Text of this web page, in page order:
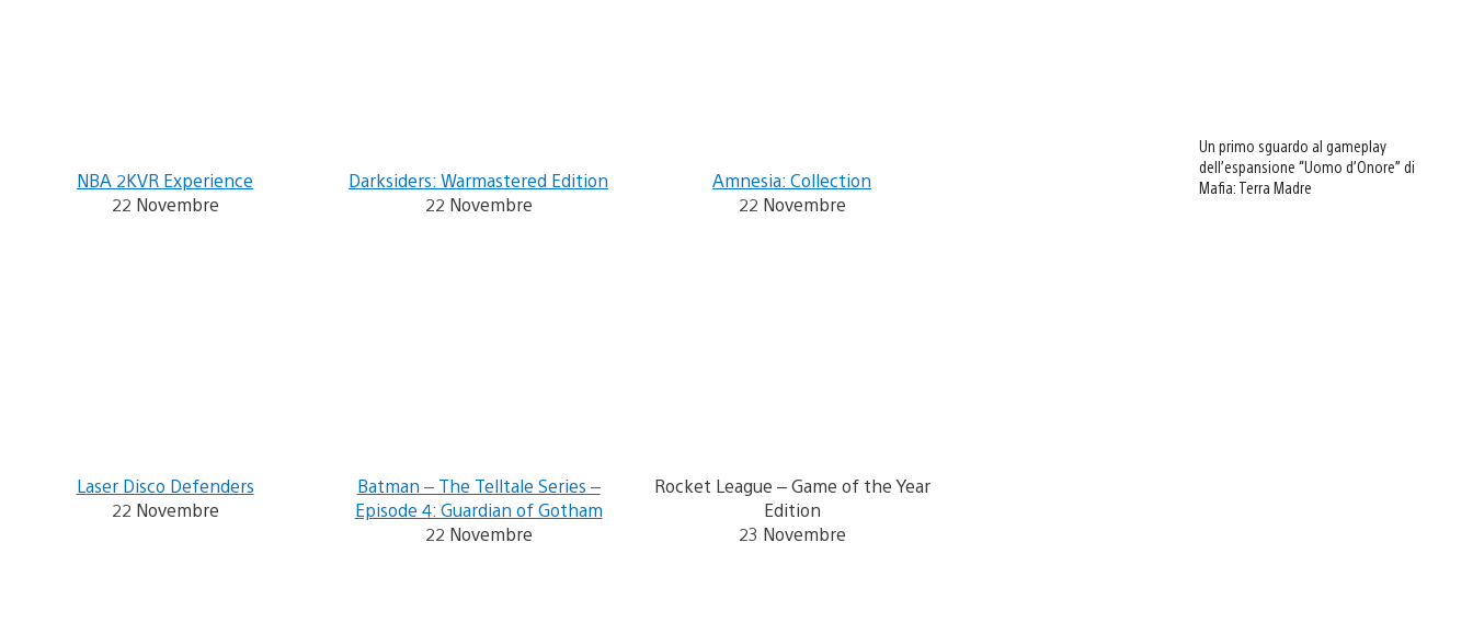
NBA 2KVR Experience
22 Novembre
Darksiders: Warmastered Edition
22 Novembre
Amnesia: Collection
22 Novembre
Laser Disco Defenders
22 Novembre
Batman – The Telltale Series –
Episode 4: Guardian of Gotham
22 Novembre
Rocket League – Game of the Year
Edition
23 Novembre
Un primo sguardo al gameplay
dell’espansione “Uomo d’Onore” di
Mafia: Terra Madre